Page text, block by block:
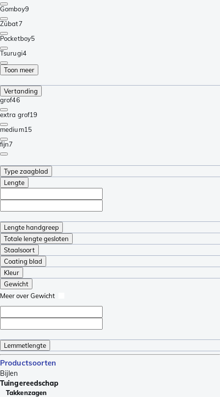
Gomboy9
Zübat7
Pocketboy5
Tsurugi4
Toon meer
Vertanding
grof46
extra grof19
medium15
fijn7
Type zaagblad
Lengte
Lengte handgreep
Totale lengte gesloten
Staalsoort
Coating blad
Kleur
Gewicht
Meer over Gewicht
Lemmetlengte
Productsoorten
Bijlen
Tuingereedschap
Takkenzagen